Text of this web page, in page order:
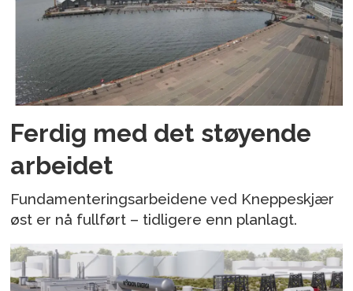
Ferdig med det støyende
arbeidet
Fundamenteringsarbeidene ved Kneppeskjær
øst er nå fullført – tidligere enn planlagt.